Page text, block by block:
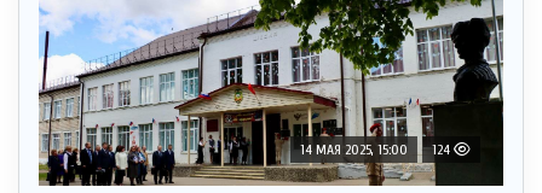
14 МАЯ 2025, 15:00 124